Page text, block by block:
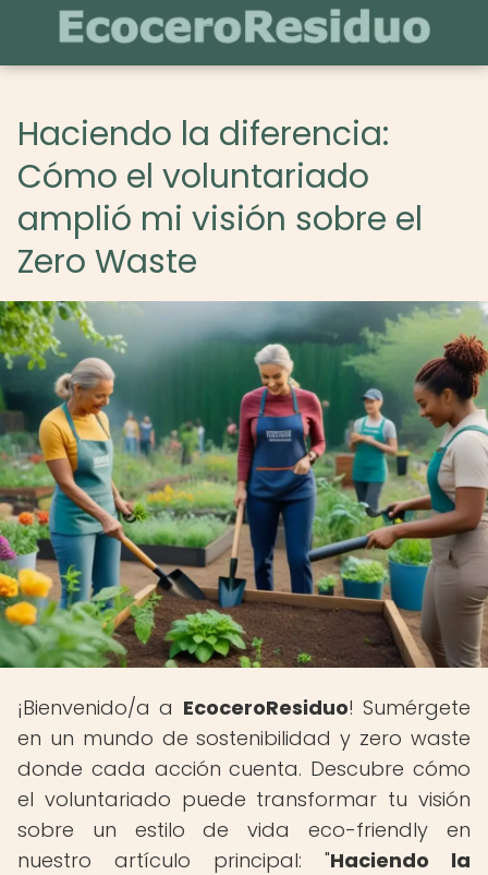
Haciendo la diferencia:
Cómo el voluntariado
amplió mi visión sobre el
Zero Waste
¡Bienvenido/a a EcoceroResiduo! Sumérgete
en un mundo de sostenibilidad y zero waste
donde cada acción cuenta. Descubre cómo
el voluntariado puede transformar tu visión
sobre un estilo de vida eco-friendly en
nuestro artículo principal: "Haciendo la